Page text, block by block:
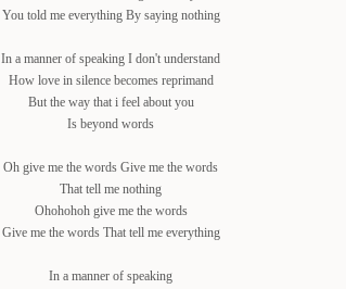
You told me everything By saying nothing
In a manner of speaking I don't understand
How love in silence becomes reprimand
But the way that i feel about you
Is beyond words
Oh give me the words Give me the words
That tell me nothing
Ohohohoh give me the words
Give me the words That tell me everything
In a manner of speaking